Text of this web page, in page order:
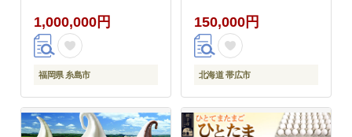
1,000,000円
福岡県 糸島市
150,000円
北海道 帯広市